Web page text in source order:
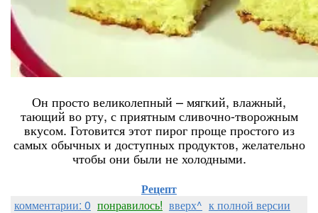
Он просто великолепный – мягкий, влажный,
тающий во рту, с приятным сливочно-творожным
вкусом. Готовится этот пирог проще простого из
самых обычных и доступных продуктов, желательно
чтобы они были не холодными.
Рецепт
комментарии: 0 понравилось! вверх^ к полной версии